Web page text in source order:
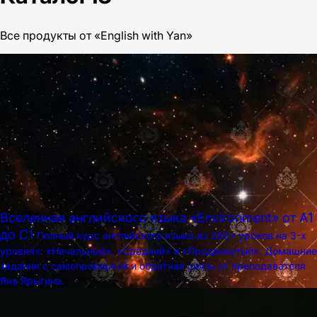
Все продукты от «English with Yan»
Вселенная английского языка «Environment» от А1
до С1 Полный курс английского языка из 280+ уроков на 3-х
уровнях: «Начальный», «Средний» и «Продвинутый». Домашние
задания с самопроверкой и обратная связь от преподавателя
Яна Ярыгина.